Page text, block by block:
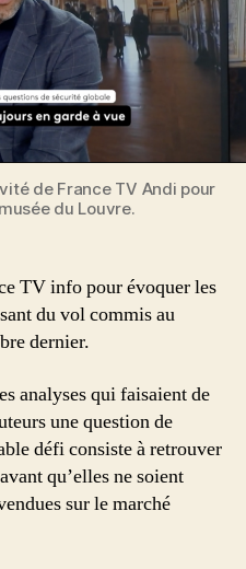
de France TV Andi pour
du Louvre.
TV info pour évoquer les
du vol commis au
dernier.
analyses qui faisaient de
une question de
défi consiste à retrouver
qu’elles ne soient
sur le marché